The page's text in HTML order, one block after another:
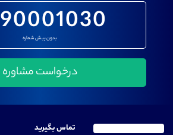
90001030
بدون پیش شماره
تماس بگیرید